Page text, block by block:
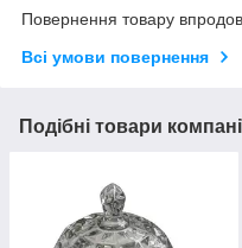
Повернення товару
Всі умови повернення
Подібні товари